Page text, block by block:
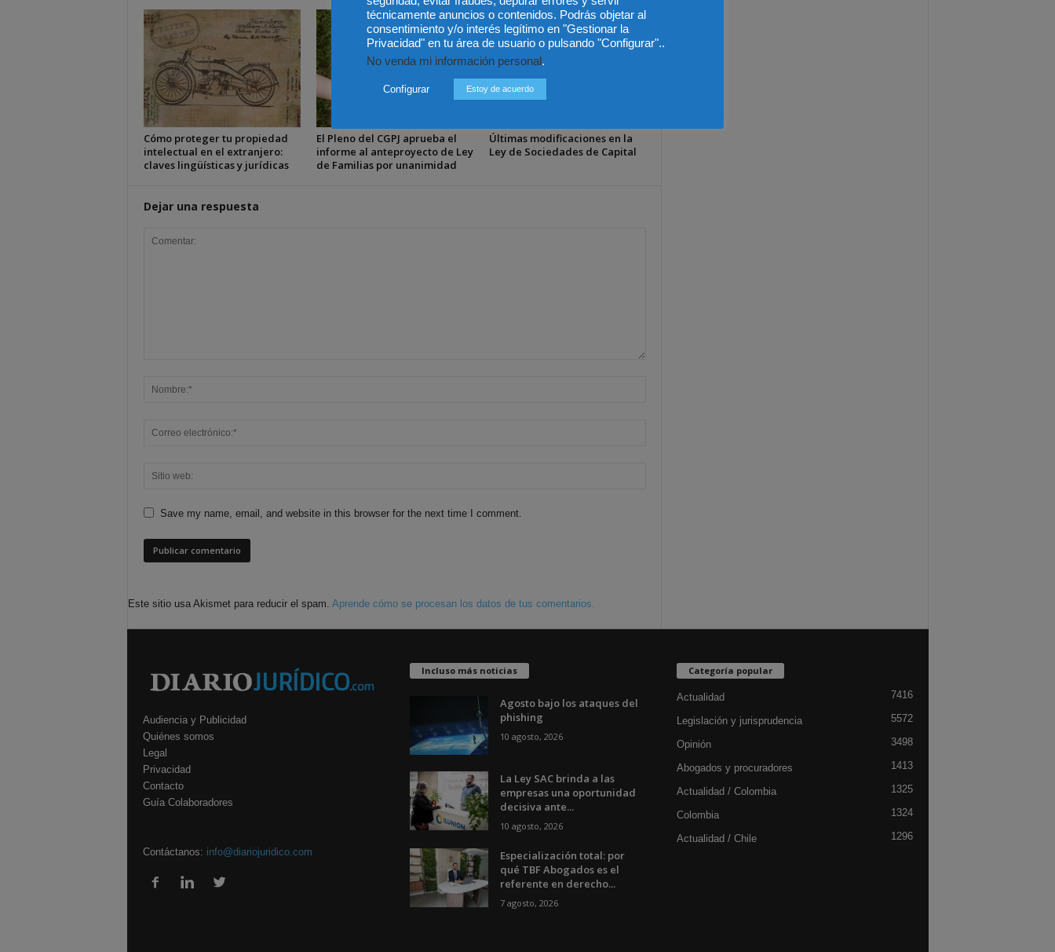
Cómo proteger tu propiedad
intelectual en el extranjero:
claves lingüísticas y jurídicas
El Pleno del CGPJ aprueba el
informe al anteproyecto de Ley
de Familias por unanimidad
Últimas modificaciones en la
Ley de Sociedades de Capital
Dejar una respuesta
Save my name, email, and website in this browser for the next time I comment.
Este sitio usa Akismet para reducir el spam. Aprende cómo se procesan los datos de tus comentarios.
Audiencia y Publicidad
Quiénes somos
Legal
Privacidad
Contacto
Guía Colaboradores
Contáctanos: info@diariojuridico.com
Incluso más noticias
Agosto bajo los ataques del
phishing
10 agosto, 2026
La Ley SAC brinda a las
empresas una oportunidad
decisiva ante...
10 agosto, 2026
Especialización total: por
qué TBF Abogados es el
referente en derecho...
7 agosto, 2026
Categoría popular
Actualidad 7416
Legislación y jurisprudencia 5572
Opinión 3498
Abogados y procuradores 1413
Actualidad / Colombia 1325
Colombia 1324
Actualidad / Chile 1296
técnicamente anuncios o contenidos. Podrás objetar al
consentimiento y/o interés legítimo en "Gestionar la
Privacidad" en tu área de usuario o pulsando "Configurar"..
No venda mi información personal.
Configurar Estoy de acuerdo